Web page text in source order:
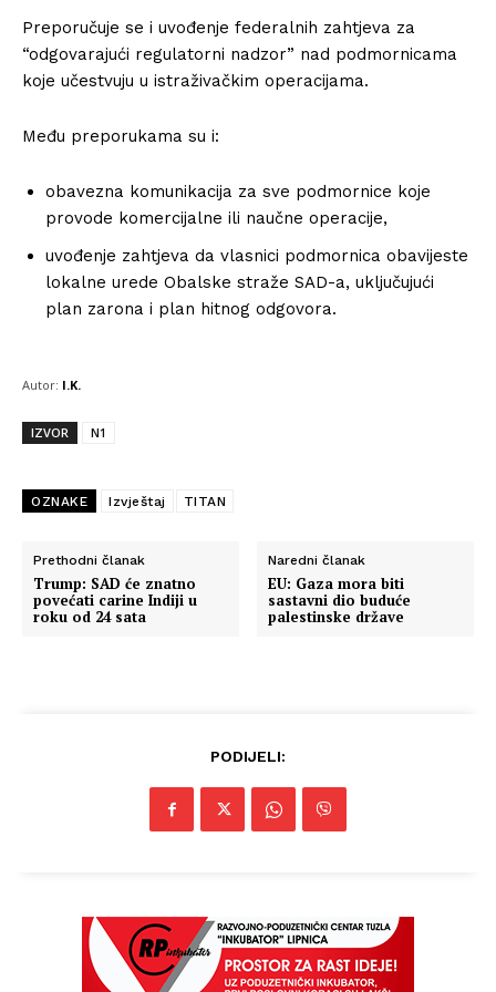
Info
Preporučuje se i uvođenje federalnih zahtjeva za
“odgovarajući regulatorni nadzor” nad podmornicama
koje učestvuju u istraživačkim operacijama.
Među preporukama su i:
obavezna komunikacija za sve podmornice koje
provode komercijalne ili naučne operacije,
uvođenje zahtjeva da vlasnici podmornica obavijeste
lokalne urede Obalske straže SAD-a, uključujući
plan zarona i plan hitnog odgovora.
Autor: I.K.
IZVOR N1
OZNAKE Izvještaj TITAN
Prethodni članak
Trump: SAD će znatno
povećati carine Indiji u
roku od 24 sata
Naredni članak
EU: Gaza mora biti
sastavni dio buduće
palestinske države
PODIJELI: